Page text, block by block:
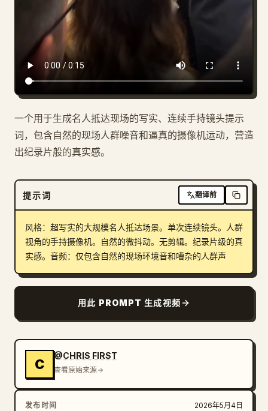
一个用于生成名人抵达现场的写实、连续手持镜头提示
词，包含自然的现场人群噪音和逼真的摄像机运动，营造
出纪录片般的真实感。
提示词 翻译前
风格：超写实的大规模名人抵达场景。单次连续镜头。人群
视角的手持摄像机。自然的微抖动。无剪辑。纪录片级的真
实感。音频：仅包含自然的现场环境音和嘈杂的人群声
用此 PROMPT 生成视频
C
@CHRIS FIRST
查看原始来源
发布时间 2026年5月4日